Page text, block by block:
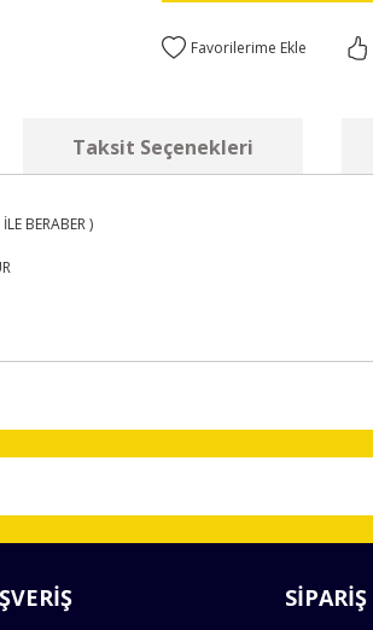
Taksit Seçenekleri
BERABER )
SİPARİŞ